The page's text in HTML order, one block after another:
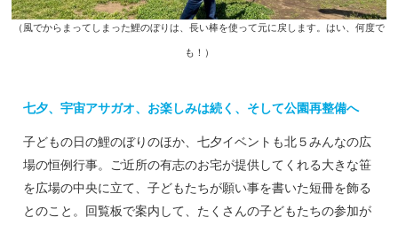
（風でからまってしまった鯉のぼりは、長い棒を使って元に戻します。はい、何度で
も！）
七夕、宇宙アサガオ、お楽しみは続く、そして公園再整備へ
子どもの日の鯉のぼりのほか、七夕イベントも北５みんなの広
場の恒例行事。ご近所の有志のお宅が提供してくれる大きな笹
を広場の中央に立て、子どもたちが願い事を書いた短冊を飾る
とのこと。回覧板で案内して、たくさんの子どもたちの参加が